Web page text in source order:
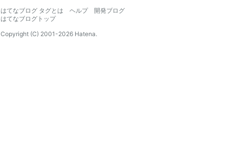
はてなブログ タグとは
ヘルプ
開発ブログ
はてなブログトップ
Copyright (C) 2001-2026 Hatena.